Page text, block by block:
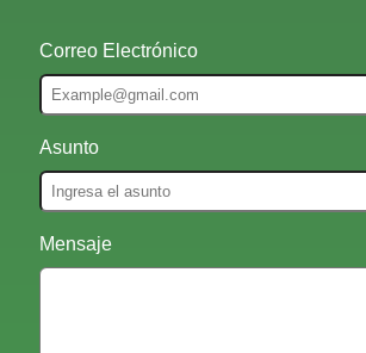
Correo Electrónico
Asunto
Mensaje